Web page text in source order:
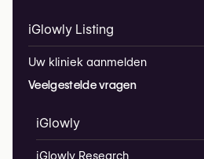
iGlowly Listing
Uw kliniek aanmelden
Veelgestelde vragen
iGlowly
iGlowly Research